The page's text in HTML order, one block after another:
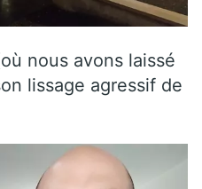
nous avons laissé
lissage agressif de